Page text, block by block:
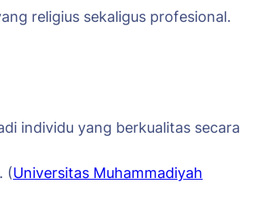
religius sekaligus profesional.
individu yang berkualitas secara
(Universitas Muhammadiyah